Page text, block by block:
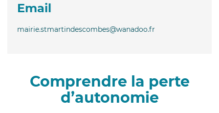
Email
mairie.stmartindescombes@wanadoo.fr
Comprendre la perte
d’autonomie